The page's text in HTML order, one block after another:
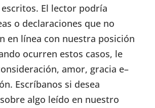
El lector podría
o declaraciones que no
en línea con nuestra posición
ocurren estos casos, le
amor, gracia e–
Escríbanos si desea
algo leído en nuestro